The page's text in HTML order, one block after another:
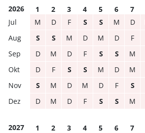
2026 1 2 3 4 5 6 7
M
D F S S M D
S
S M D M D F
D
M D F S S M
D
F S S M D M
S
M D M D F S
D
M D F S S M
2027 1 2 3 4 5 6 7